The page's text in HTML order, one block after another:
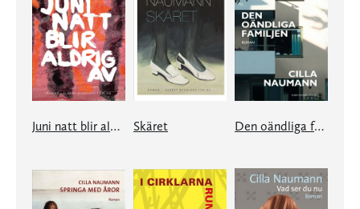
Juni natt blir aldrig av Skäret Den oändliga familjen